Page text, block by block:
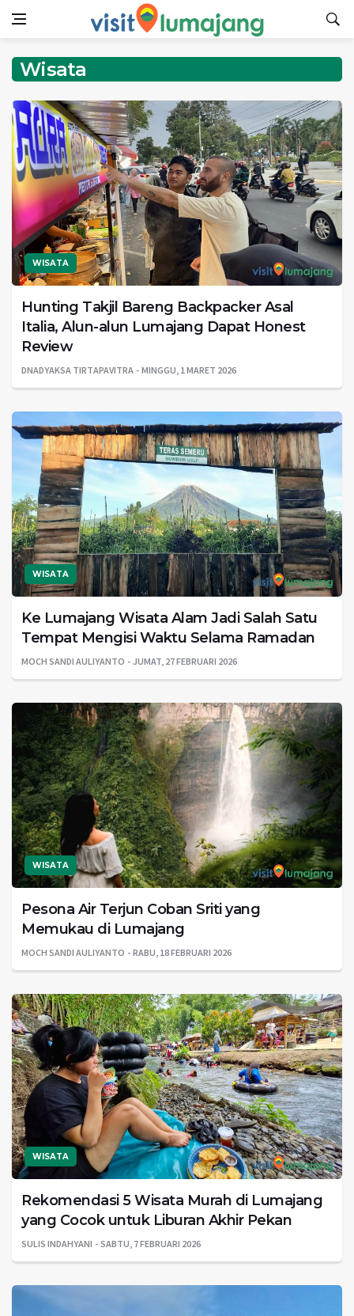
Wisata
WISATA
Hunting Takjil Bareng Backpacker Asal
Italia, Alun-alun Lumajang Dapat Honest
Review
DNADYAKSA TIRTAPAVITRA MINGGU, 1 MARET 2026
WISATA
Ke Lumajang Wisata Alam Jadi Salah Satu
Tempat Mengisi Waktu Selama Ramadan
MOCH SANDI AULIYANTO JUMAT, 27 FEBRUARI 2026
WISATA
Pesona Air Terjun Coban Sriti yang
Memukau di Lumajang
MOCH SANDI AULIYANTO RABU, 18 FEBRUARI 2026
WISATA
Rekomendasi 5 Wisata Murah di Lumajang
yang Cocok untuk Liburan Akhir Pekan
SULIS INDAHYANI SABTU, 7 FEBRUARI 2026